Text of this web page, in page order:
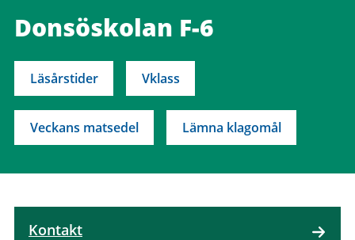
Donsöskolan F-6
Läsårstider Vklass
Veckans matsedel Lämna klagomål
Kontakt